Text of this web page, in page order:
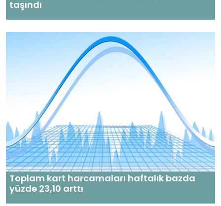
taşındı
Toplam kart harcamaları haftalık bazda
yüzde 23,10 arttı